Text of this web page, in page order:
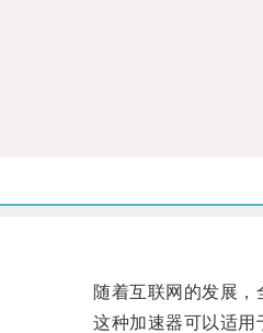
随着互联网的发展，全
这种加速器可以适用于